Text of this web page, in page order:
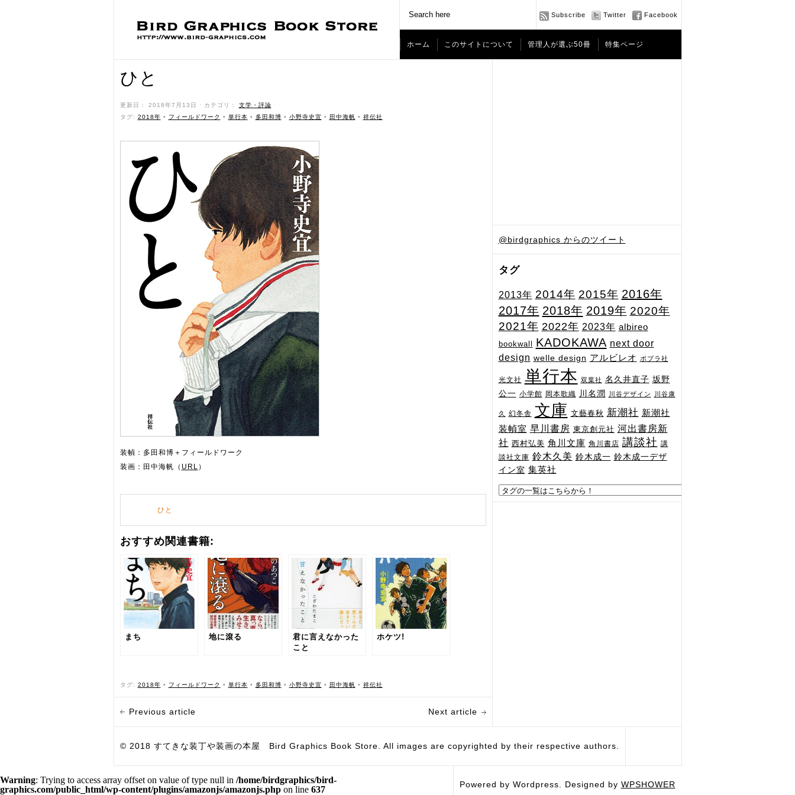
Subscribe Twitter Facebook
ホーム このサイトについて 管理人が選ぶ50冊 特集ページ
@birdgraphics からのツイート
タグ
2013年 2014年 2015年 2016年
2017年 2018年 2019年 2020年
2021年 2022年 2023年 albireo
bookwall KADOKAWA next door
design welle design アルビレオ ポプラ社
光文社 単行本 双葉社 名久井直子 坂野
公一 小学館 岡本歌織 川名潤 川谷デザイン 川谷康
久 幻冬舎 文庫 文藝春秋 新潮社 新潮社
装幀室 早川書房 東京創元社 河出書房新
社 西村弘美 角川文庫 角川書店 講談社 講
談社文庫 鈴木久美 鈴木成一 鈴木成一デザ
イン室 集英社
ひと
更新日： 2018年7月13日 ˑ カテゴリ： 文学・評論 ˑ
タグ: 2018年 • フィールドワーク • 単行本 • 多田和博 • 小野寺史宜 • 田中海帆 • 祥伝社
装幀：多田和博＋フィールドワーク
装画：田中海帆（ URL ）
ひと
おすすめ関連書籍:
まち 地に滾る
君に言えなかった
こと
ホケツ!
タグ: 2018年 • フィールドワーク • 単行本 • 多田和博 • 小野寺史宜 • 田中海帆 • 祥伝社
Previous article Next article
© 2018 すてきな装丁や装画の本屋 Bird Graphics Book Store. All images are copyrighted by their respective authors.
Powered by Wordpress. Designed by WPSHOWER
Warning: Trying to access array offset on value of type null in /home/birdgraphics/bird-
graphics.com/public_html/wp-content/plugins/amazonjs/amazonjs.php on line 637